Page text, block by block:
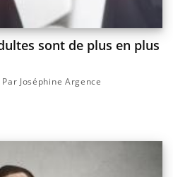
sont de plus en plus
Par Joséphine Argence